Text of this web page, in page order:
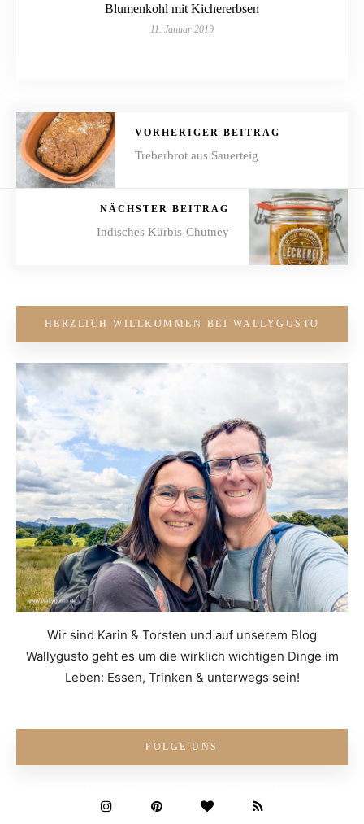
Blumenkohl mit Kichererbsen
11. Januar 2019
VORHERIGER BEITRAG
Treberbrot aus Sauerteig
NÄCHSTER BEITRAG
Indisches Kürbis-Chutney
HERZLICH WILLKOMMEN BEI WALLYGUSTO
Wir sind Karin & Torsten und auf unserem Blog
Wallygusto geht es um die wirklich wichtigen Dinge im
Leben: Essen, Trinken & unterwegs sein!
FOLGE UNS